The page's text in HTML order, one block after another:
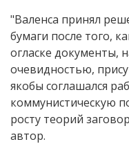
"Валенса принял
бумаги после того,
огласке документы,
очевидностью,
якобы соглашался
коммунистическую
росту теорий
автор.